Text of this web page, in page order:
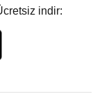
indir: